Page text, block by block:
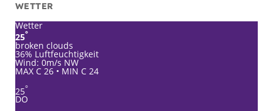
WETTER
Wetter
25°
broken clouds
36% Luftfeuchtigkeit
Wind: 0m/s NW
MAX C 26 • MIN C 24
25°
DO